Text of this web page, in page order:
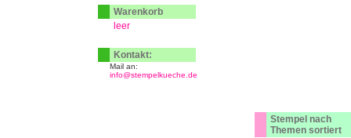
Stempel nach
Themen sortiert
Warenkorb
leer
Kontakt:
Mail an:
info@stempelkueche.de